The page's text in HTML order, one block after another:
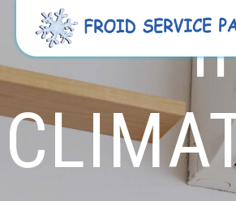
cookies